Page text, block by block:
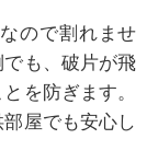
ので割れませ
も、破片が飛
を防ぎます。
屋でも安心し